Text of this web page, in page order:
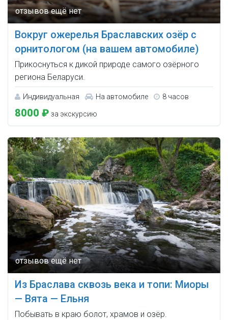
Вокруг ожерелья Браславских озёр с
орнитологом (на вашем автомобиле)
Прикоснуться к дикой природе самого озёрного
региона Беларуси.
Индивидуальная На автомобиле 8 часов
8000 ₽ за экскурсию
Из Браслава сквозь века и топи: Миоры
— Вята — Ельня
Побывать в краю болот, храмов и озёр.